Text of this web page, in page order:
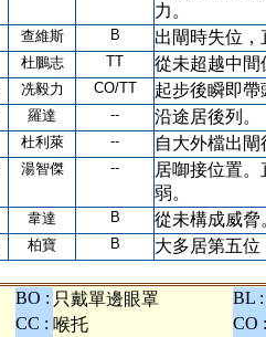
力。
查維斯 B 出閘時失位
杜鵬志 TT 從未超越中間
冼毅力 CO/TT 起步後瞬即
羅達 -- 沿途居後列。
杜利萊 -- 自大外檔出
湯智傑 --
居啣接位置
弱。
韋達 B 從未構成威脅
柏寶 B 大多居第五
BO : 只戴單邊眼罩
BL :
CC : 喉托
CO :